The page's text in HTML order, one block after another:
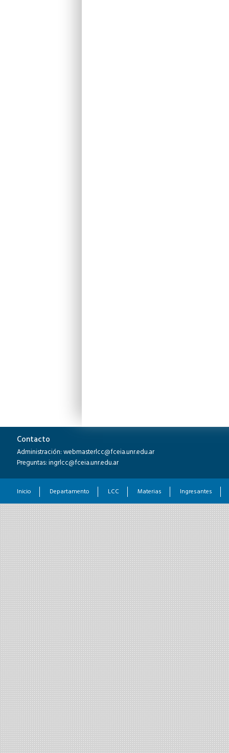
Contacto
Administración: webmasterlcc@fceia.unr.edu.ar
Preguntas: ingrlcc@fceia.unr.edu.ar
Inicio Departamento LCC Materias Ingresantes